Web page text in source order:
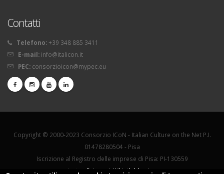
Contatti
Telefono: +39 348 885 3411
E-mail: info@italicon.it
PEC: consorzioicon@mypec.eu
Copyright © 2000-2023 Consorzio ICoN - Italian Culture on the Net P.I.
01478280504 - Pisa
Iscrizione al Registro delle imprese di Pisa: PI-130559
La tua Privacy | Whistleblowing